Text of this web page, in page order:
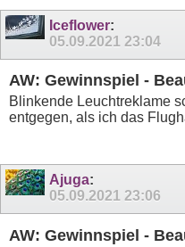
Iceflower:
05.09.2021 23:04
AW: Gewinnspiel -
Blinkende Leuchtreklame
entgegen, als ich das
Ajuga:
05.09.2021 23:06
AW: Gewinnspiel -